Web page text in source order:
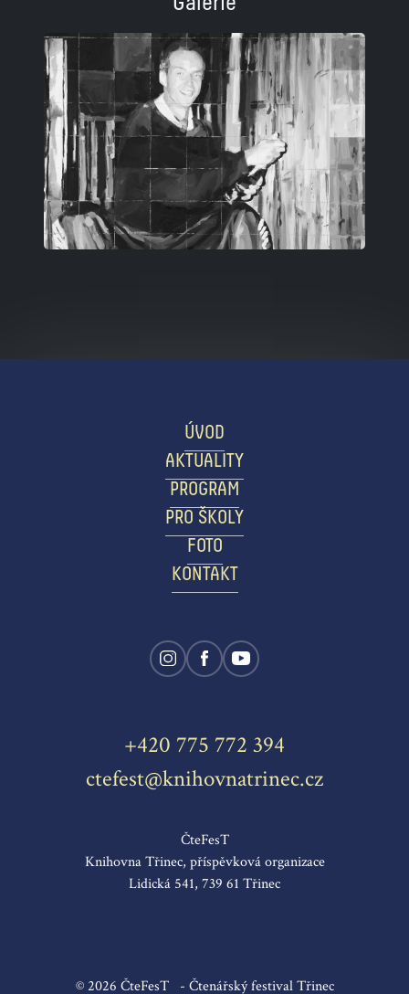
ÚVOD
AKTUALITY
PROGRAM
PRO ŠKOLY
FOTO
KONTAKT
+420 775 772 394
ctefest@knihovnatrinec.cz
ČteFesT
Knihovna Třinec, příspěvková organizace
Lidická 541, 739 61 Třinec
© 2026 ČteFesT - Čtenářský festival Třinec